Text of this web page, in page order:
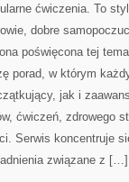
ćwiczenia. To
dobre
poświęcona tej
porad, w którym
jak i
ćwiczeń, zdrowego
Serwis koncentruje
związane z […]